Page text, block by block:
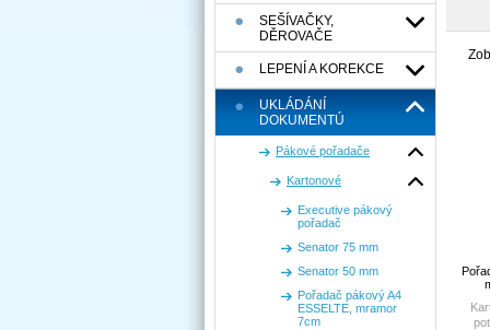
SEŠÍVAČKY,
DĚROVAČE
LEPENÍ A KOREKCE
UKLÁDÁNÍ
DOKUMENTÚ
Pákové pořadače
Kartonové
Executive pákový
pořadač
Senator 75 mm
Senator 50 mm
Pořadač pákový A4
ESSELTE, mramor
7cm